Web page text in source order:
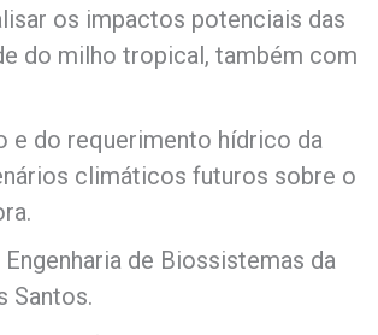
os impactos potenciais das
do milho tropical, também com
e do requerimento hídrico da
climáticos futuros sobre o
de Biossistemas da
Santos.